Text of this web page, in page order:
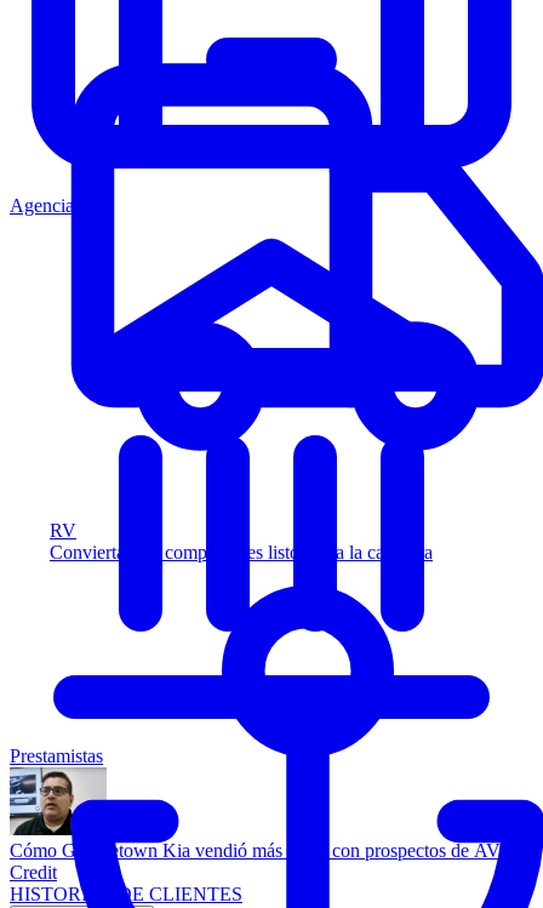
RV
Convierta más compradores listos para la carretera
Agencia
Prestamistas
Cómo Georgetown Kia vendió más autos con prospectos de AVA
Credit
HISTORIAS DE CLIENTES